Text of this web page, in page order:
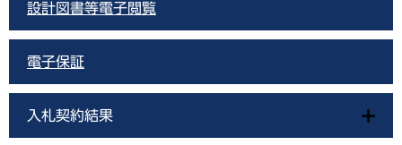
設計図書等電子閲覧
電子保証
入札契約結果